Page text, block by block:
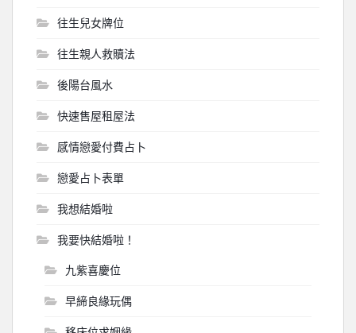
往生兒女牌位
往生親人救贖法
後陽台風水
快速售屋租屋法
感情戀愛付費占卜
戀愛占卜表單
我想結婚啦
我要快結婚啦！
九紫喜慶位
早締良緣玩偶